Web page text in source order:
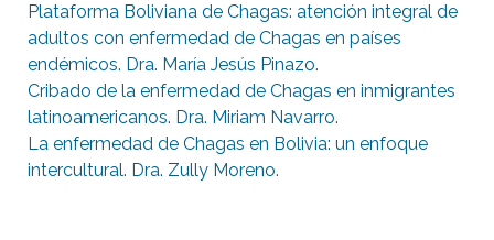
Plataforma Boliviana de Chagas: atención integral de
adultos con enfermedad de Chagas en países
endémicos. Dra. María Jesús Pinazo.
Cribado de la enfermedad de Chagas en inmigrantes
latinoamericanos. Dra. Miriam Navarro.
La enfermedad de Chagas en Bolivia: un enfoque
intercultural. Dra. Zully Moreno.